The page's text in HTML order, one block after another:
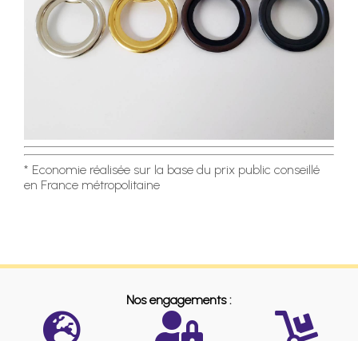
* Economie réalisée sur la base du prix public conseillé
en France métropolitaine
Nos engagements :